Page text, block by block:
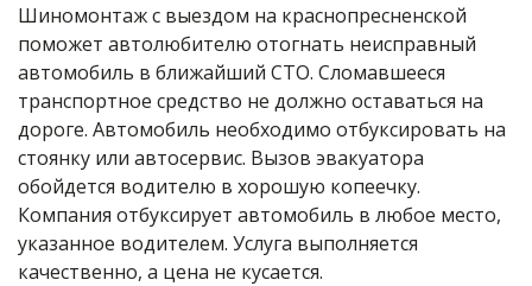
Шиномонтаж с выездом на краснопресненской
поможет автолюбителю отогнать неисправный
автомобиль в ближайший СТО. Сломавшееся
транспортное средство не должно оставаться на
дороге. Автомобиль необходимо отбуксировать на
стоянку или автосервис. Вызов эвакуатора
обойдется водителю в хорошую копеечку.
Компания отбуксирует автомобиль в любое место,
указанное водителем. Услуга выполняется
качественно, а цена не кусается.